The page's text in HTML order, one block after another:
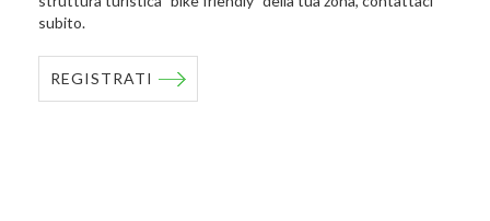
subito.
REGISTRATI